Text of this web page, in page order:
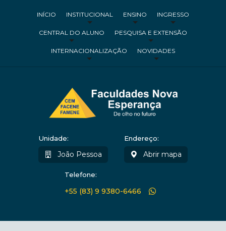
INÍCIO INSTITUCIONAL ENSINO INGRESSO
CENTRAL DO ALUNO PESQUISA E EXTENSÃO
INTERNACIONALIZAÇÃO NOVIDADES
Unidade:
João Pessoa
Endereço:
Abrir mapa
Telefone:
+55 (83) 9 9380-6466